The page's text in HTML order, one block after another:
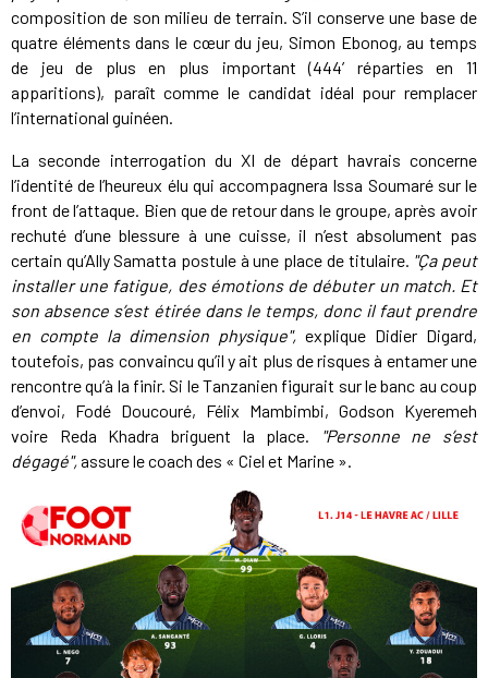
composition de son milieu de terrain. S’il conserve une base de
quatre éléments dans le cœur du jeu, Simon Ebonog, au temps
de jeu de plus en plus important (444’ réparties en 11
apparitions), paraît comme le candidat idéal pour remplacer
l’international guinéen.
La seconde interrogation du XI de départ havrais concerne
l’identité de l’heureux élu qui accompagnera Issa Soumaré sur le
front de l’attaque. Bien que de retour dans le groupe, après avoir
rechuté d’une blessure à une cuisse, il n’est absolument pas
certain qu’Ally Samatta postule à une place de titulaire. "Ça peut
installer une fatigue, des émotions de débuter un match. Et
son absence s’est étirée dans le temps, donc il faut prendre
en compte la dimension physique", explique Didier Digard,
toutefois, pas convaincu qu’il y ait plus de risques à entamer une
rencontre qu’à la finir. Si le Tanzanien figurait sur le banc au coup
d’envoi, Fodé Doucouré, Félix Mambimbi, Godson Kyeremeh
voire Reda Khadra briguent la place.
"Personne ne s’est
dégagé",assure le coach des « Ciel et Marine ».